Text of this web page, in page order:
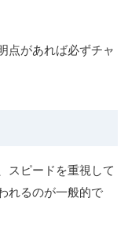
点があれば必ずチャ
スピードを重視して
れるのが一般的で